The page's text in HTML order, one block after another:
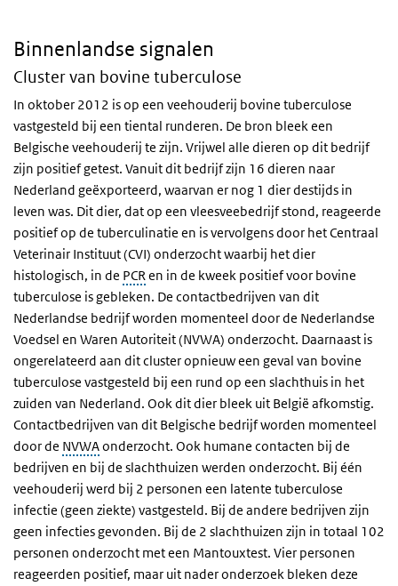
Binnenlandse signalen
Cluster van bovine tuberculose
In oktober 2012 is op een veehouderij bovine tuberculose
vastgesteld bij een tiental runderen. De bron bleek een
Belgische veehouderij te zijn. Vrijwel alle dieren op dit bedrijf
zijn positief getest. Vanuit dit bedrijf zijn 16 dieren naar
Nederland geëxporteerd, waarvan er nog 1 dier destijds in
leven was. Dit dier, dat op een vleesveebedrijf stond, reageerde
positief op de tuberculinatie en is vervolgens door het Centraal
Veterinair Instituut (CVI) onderzocht waarbij het dier
histologisch, in de PCRen in de kweek positief voor bovine
tuberculose is gebleken. De contactbedrijven van dit
Nederlandse bedrijf worden momenteel door de Nederlandse
Voedsel en Waren Autoriteit (NVWA) onderzocht. Daarnaast is
ongerelateerd aan dit cluster opnieuw een geval van bovine
tuberculose vastgesteld bij een rund op een slachthuis in het
zuiden van Nederland. Ook dit dier bleek uit België afkomstig.
Contactbedrijven van dit Belgische bedrijf worden momenteel
door de NVWAonderzocht. Ook humane contacten bij de
bedrijven en bij de slachthuizen werden onderzocht. Bij één
veehouderij werd bij 2 personen een latente tuberculose
infectie (geen ziekte) vastgesteld. Bij de andere bedrijven zijn
geen infecties gevonden. Bij de 2 slachthuizen zijn in totaal 102
personen onderzocht met een Mantouxtest. Vier personen
reageerden positief, maar uit nader onderzoek bleken deze